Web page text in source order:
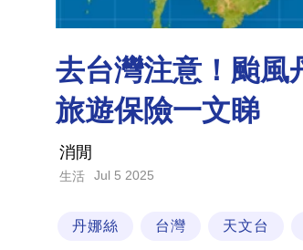
去台灣注意！颱風
旅遊保險一文睇
消閒
生活 Jul 5 2025
丹娜絲 台灣 天文台